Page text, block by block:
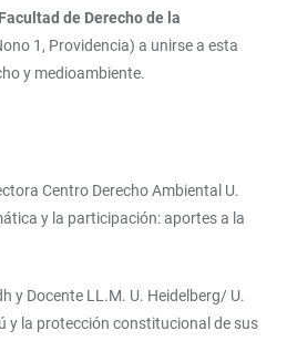
de Derecho de la
1, Providencia) a unirse a esta
y medioambiente.
Centro Derecho Ambiental U.
y la participación: aportes a la
y Docente LL.M. U. Heidelberg/ U.
y la protección constitucional de sus